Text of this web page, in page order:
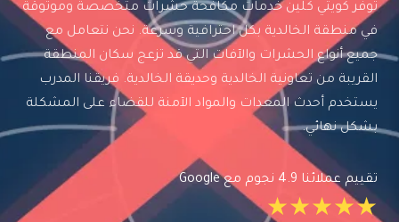
توفر كويتي كلين خدمات مكافحة حشرات متخصصة وموثوقة
في منطقة الخالدية بكل احترافية وسرعة. نحن نتعامل مع
جميع أنواع الحشرات والآفات التي قد تزعج سكان المنطقة
القريبة من تعاونية الخالدية وحديقة الخالدية. فريقنا المدرب
يستخدم أحدث المعدات والمواد الآمنة للقضاء على المشكلة
بشكل نهائي.
تقييم عملائنا 4.9 نجوم مع Google
★★★★★